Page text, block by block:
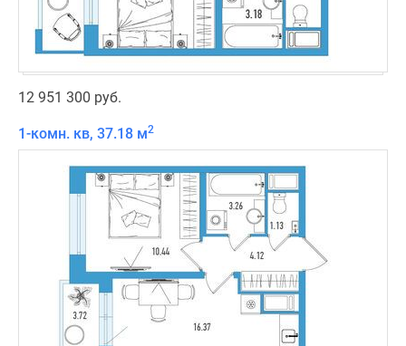
12 951 300 руб.
1-комн. кв, 37.18 м2